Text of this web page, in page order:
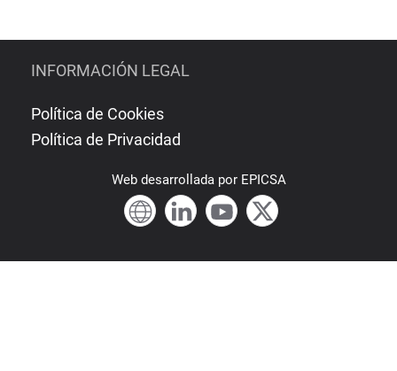
INFORMACIÓN LEGAL
Política de Cookies
Política de Privacidad
Webdesarrollada por EPICSA